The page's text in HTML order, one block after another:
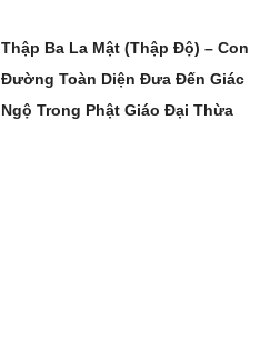
Thập Ba La Mật (Thập Độ) – Con
Đường Toàn Diện Đưa Đến Giác
Ngộ Trong Phật Giáo Đại Thừa